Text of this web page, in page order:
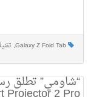
Galaxy Z Fold Tab
,